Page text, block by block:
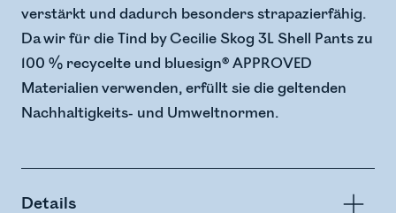
verstärkt und dadurch besonders strapazierfähig.
Da wir für die Tind by Cecilie Skog 3L Shell Pants zu
100 % recycelte und bluesign® APPROVED
Materialien verwenden, erfüllt sie die geltenden
Nachhaltigkeits- und Umweltnormen.
Details